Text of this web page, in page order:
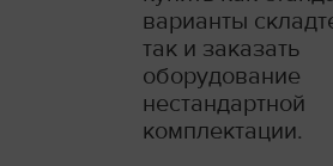
варианты
так и заказать
оборудование
нестандартной
комплектации.